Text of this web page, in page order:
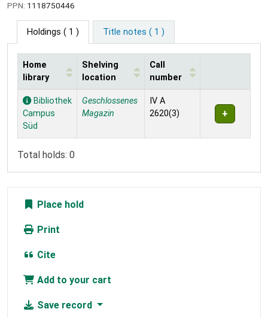
PPN: 1118750446
Holdings ( 1 ) Title notes ( 1 )
Holdings
Home
library
Shelving
location
Call
number
Bibliothek
Campus
Süd
Geschlossenes
Magazin
IV A
2620(3)
Total holds: 0
Place hold
Print
Cite
Add to your cart
Save record